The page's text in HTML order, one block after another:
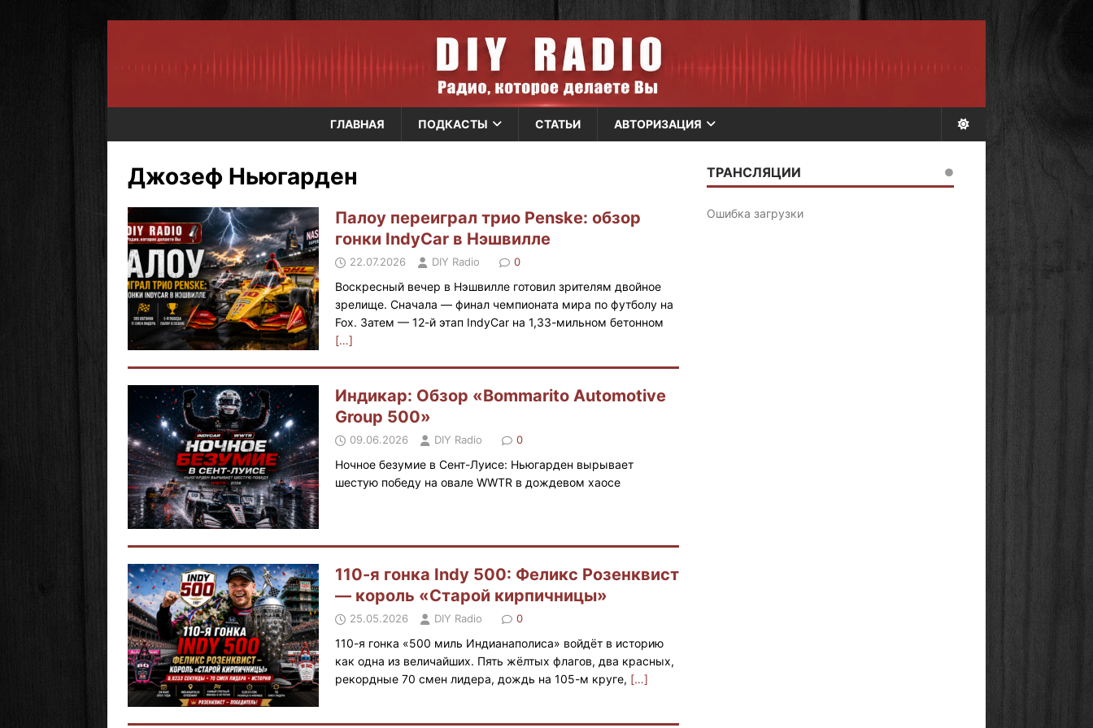
ГЛАВНАЯ ПОДКАСТЫ СТАТЬИ АВТОРИЗАЦИЯ
Джозеф Ньюгарден
Палоу переиграл трио Penske: обзор
гонки IndyCar в Нэшвилле
22.07.2026 DIY Radio 0
Воскресный вечер в Нэшвилле готовил зрителям двойное
зрелище. Сначала — финал чемпионата мира по футболу на
Fox. Затем — 12-й этап IndyCar на 1,33-мильном бетонном
[…]
Индикар: Обзор «Bommarito Automotive
Group 500»
09.06.2026 DIY Radio 0
Ночное безумие в Сент-Луисе: Ньюгарден вырывает
шестую победу на овале WWTR в дождевом хаосе
110-я гонка Indy 500: Феликс Розенквист
— король «Старой кирпичницы»
25.05.2026 DIY Radio 0
110-я гонка «500 миль Индианаполиса» войдёт в историю
как одна из величайших. Пять жёлтых флагов, два красных,
рекордные 70 смен лидера, дождь на 105-м круге, […]